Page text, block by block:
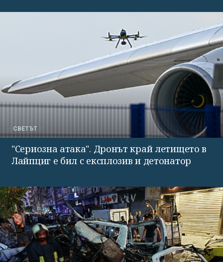
СВЕТЪТ
"Сериозна атака". Дронът край летището в
Лайпциг е бил с експлозив и детонатор